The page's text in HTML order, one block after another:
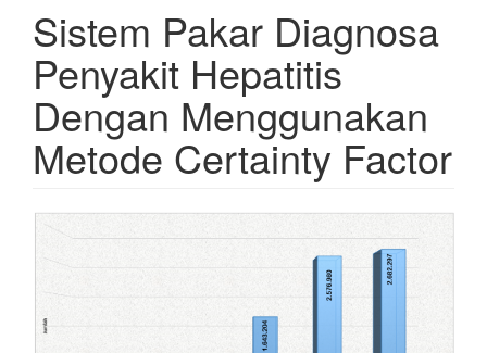
Sistem Pakar Diagnosa
Penyakit Hepatitis
Dengan Menggunakan
Metode Certainty Factor
Article
Sidebar